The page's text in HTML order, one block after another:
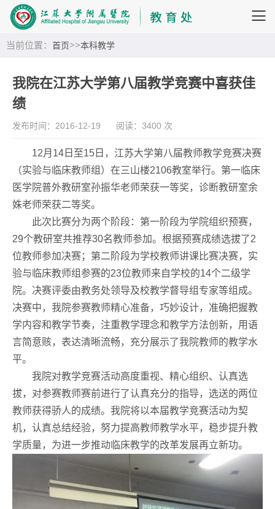
当前位置： 首页>>本科教学
我院在江苏大学第八届教学竞赛中喜获佳
绩
发布时间：2016-12-19 阅读：3400 次
12月14日至15日，江苏大学第八届教师教学竞赛决赛
（实验与临床教师组）在三山楼2106教室举行。第一临床
医学院普外教研室孙振华老师荣获一等奖，诊断教研室余
姝老师荣获二等奖。
此次比赛分为两个阶段：第一阶段为学院组织预赛，
29个教研室共推荐30名教师参加。根据预赛成绩选拔了2
位教师参加决赛；第二阶段为学校教师讲课比赛决赛，实
验与临床教师组参赛的23位教师来自学校的14个二级学
院。决赛评委由教务处领导及校教学督导组专家等组成。
决赛中，我院参赛教师精心准备，巧妙设计，准确把握教
学内容和教学节奏，注重教学理念和教学方法创新，用语
言简意赅，表达清晰流畅，充分展示了我院教师的教学水
平。
我院对教学竞赛活动高度重视、精心组织、认真选
拔，对参赛教师赛前进行了认真充分的指导，选送的两位
教师获得骄人的成绩。我院将以本届教学竞赛活动为契
机，认真总结经验，努力提高教师教学水平，稳步提升教
学质量，为进一步推动临床教学的改革发展再立新功。